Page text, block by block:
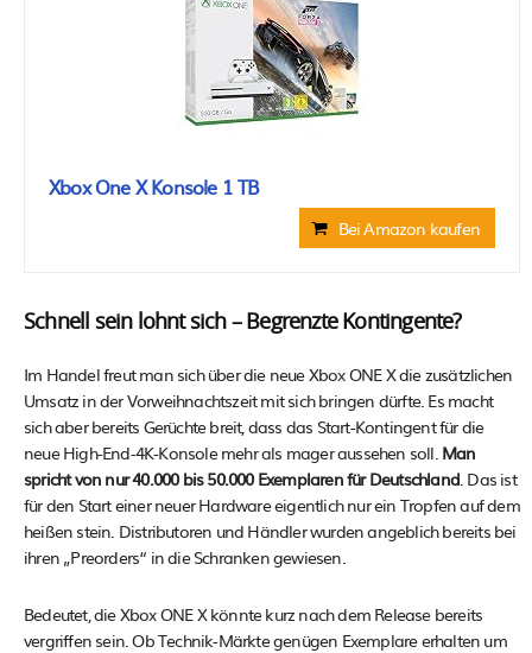
Xbox One X Konsole 1 TB
Bei Amazon kaufen
Schnell sein lohnt sich – Begrenzte Kontingente?
Im Handel freut man sich über die neue Xbox ONE X die zusätzlichen
Umsatz in der Vorweihnachtszeit mit sich bringen dürfte. Es macht
sich aber bereits Gerüchte breit, dass das Start-Kontingent für die
neue High-End-4K-Konsole mehr als mager aussehen soll. Man
spricht von nur 40.000 bis 50.000 Exemplaren für Deutschland. Das ist
für den Start einer neuer Hardware eigentlich nur ein Tropfen auf dem
heißen stein. Distributoren und Händler wurden angeblich bereits bei
ihren „Preorders“ in die Schranken gewiesen.
Bedeutet, die Xbox ONE X könnte kurz nach dem Release bereits
vergriffen sein. Ob Technik-Märkte genügen Exemplare erhalten um